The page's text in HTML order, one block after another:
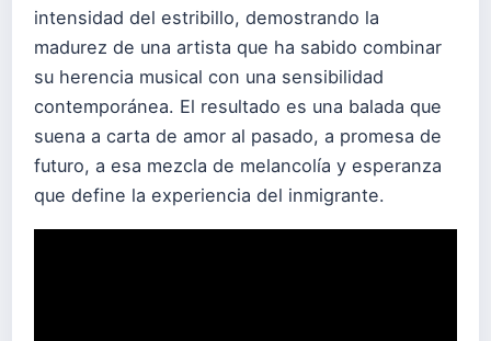
intensidad del estribillo, demostrando la
madurez de una artista que ha sabido combinar
su herencia musical con una sensibilidad
contemporánea. El resultado es una balada que
suena a carta de amor al pasado, a promesa de
futuro, a esa mezcla de melancolía y esperanza
que define la experiencia del inmigrante.